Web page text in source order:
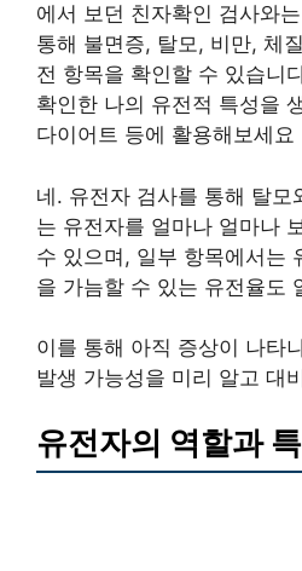
에서 보던 친자확인 검사와
통해 불면증, 탈모, 비만, 체
전 항목을 확인할 수 있습니
확인한 나의 유전적 특성을
다이어트 등에 활용해보세요
네. 유전자 검사를 통해 탈모
는 유전자를 얼마나 얼마나
수 있으며, 일부 항목에서는
을 가늠할 수 있는 유전율도
이를 통해 아직 증상이 나타
발생 가능성을 미리 알고 대
유전자의 역할과